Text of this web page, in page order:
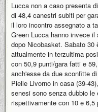
Lucca non a caso presenta
di 48,4 canestri subiti per
il loro incontro assegnato a
Green Lucca hanno invece
dopo Nicobasket. Sabato
attualmente in terzultima
con 50,9 punti/gara fatti e
anch'esse da due sconfitte
Pielle Livorno in casa (39-
senesi sono senza dubbio
rispettivamente con 10 e 6,5